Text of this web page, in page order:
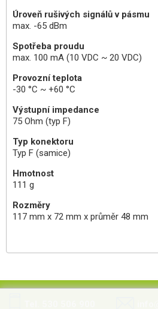
Úroveň rušivých signálů v pásmu
max. -65 dBm
Spotřeba proudu
max. 100 mA (10 VDC ~ 20 VDC)
Provozní teplota
-30 °C ~ +60 °C
Výstupní impedance
75 Ohm (typ F)
Typ konektoru
Typ F (samice)
Hmotnost
111 g
Rozměry
117 mm x 72 mm x průměr 48 mm